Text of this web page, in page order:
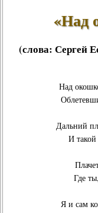
«Над
(слова: Сергей
Над
Дальний
И
Где
Я и сам